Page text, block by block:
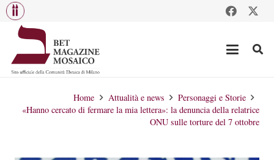
Home Attualità e news
Personaggi e Storie
«Hanno cercato di fermare la mia lettera»: la denuncia della relatrice
ONU sulle torture del 7 ottobre